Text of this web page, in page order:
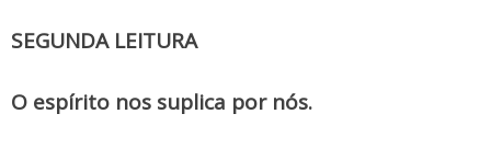
SEGUNDA LEITURA
O espírito nos suplica por nós.